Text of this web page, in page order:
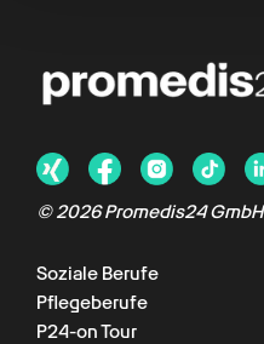
© 2026 Promedis24 GmbH
Soziale Berufe
Pflegeberufe
P24-on Tour